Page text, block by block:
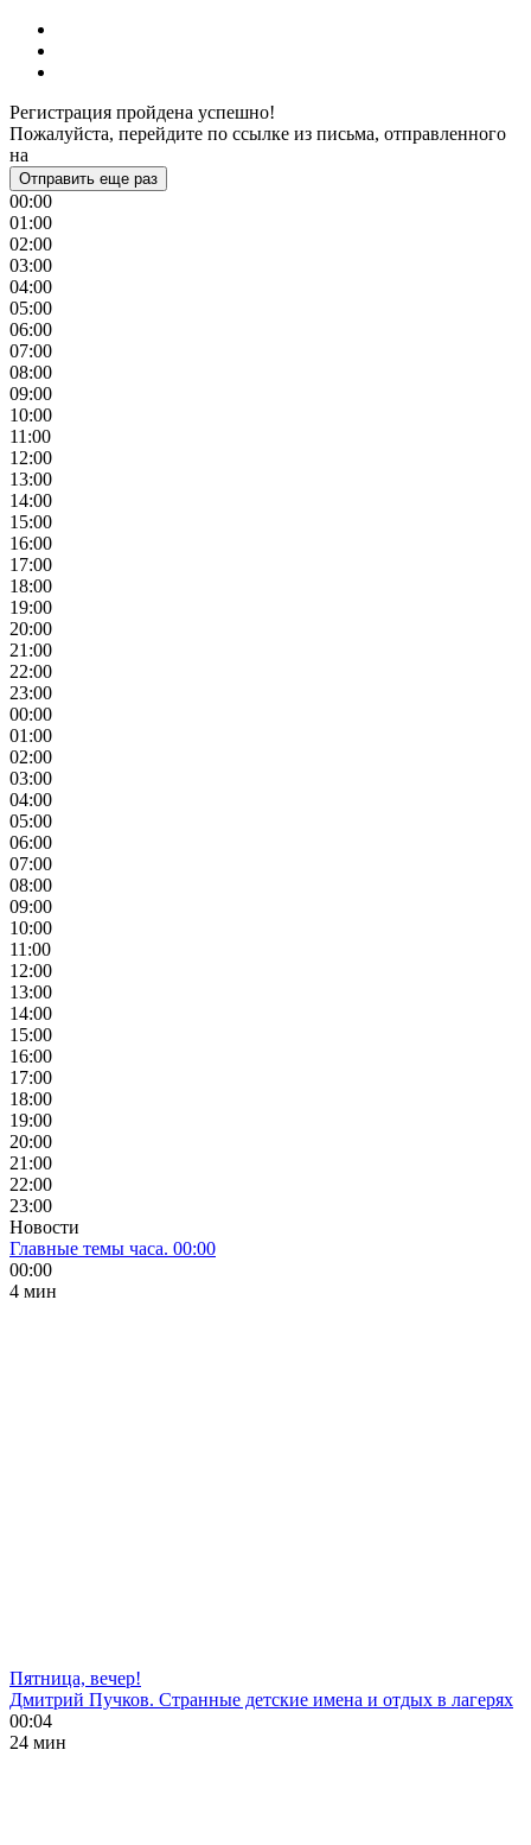
Регистрация пройдена успешно!
Пожалуйста, перейдите по ссылке из письма, отправленного
на
Отправить еще раз
00:00
01:00
02:00
03:00
04:00
05:00
06:00
07:00
08:00
09:00
10:00
11:00
12:00
13:00
14:00
15:00
16:00
17:00
18:00
19:00
20:00
21:00
22:00
23:00
00:00
01:00
02:00
03:00
04:00
05:00
06:00
07:00
08:00
09:00
10:00
11:00
12:00
13:00
14:00
15:00
16:00
17:00
18:00
19:00
20:00
21:00
22:00
23:00
Новости
Главные темы часа. 00:00
00:00
4 мин
Пятница, вечер!
Дмитрий Пучков. Странные детские имена и отдых в лагерях
00:04
24 мин